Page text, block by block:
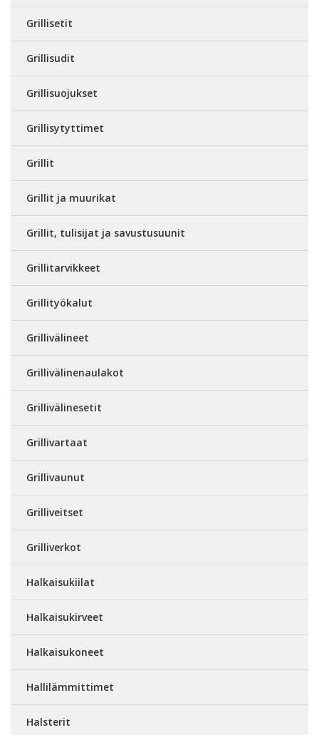
Grillisetit
Grillisudit
Grillisuojukset
Grillisytyttimet
Grillit
Grillit ja muurikat
Grillit, tulisijat ja savustusuunit
Grillitarvikkeet
Grillityökalut
Grillivälineet
Grillivälinenaulakot
Grillivälinesetit
Grillivartaat
Grillivaunut
Grilliveitset
Grilliverkot
Halkaisukiilat
Halkaisukirveet
Halkaisukoneet
Hallilämmittimet
Halsterit